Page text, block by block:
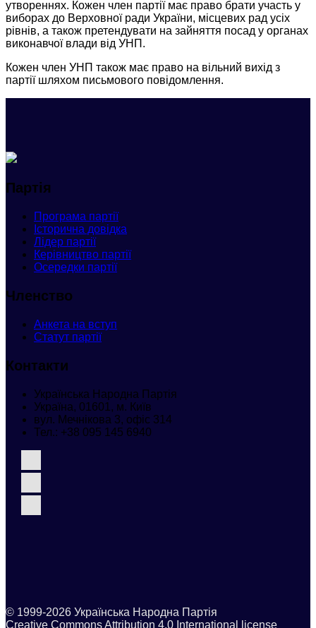
утвореннях. Кожен член партії має право брати участь у
виборах до Верховної ради України, місцевих рад усіх
рівнів, а також претендувати на зайняття посад у органах
виконавчої влади від УНП.
Кожен член УНП також має право на вільний вихід з
партії шляхом письмового повідомлення.
Партія
Програма партії
Історична довідка
Лідер партії
Керівництво партії
Осередки партії
Членство
Анкета на вступ
Статут партії
Контакти
Українська Народна Партія
Україна, 01601, м. Київ
вул. Мечнікова 3, офіс 314
Тел.: +38 095 145 6940
© 1999-2026 Українська Народна Партія
Creative Commons Attribution 4.0 International license